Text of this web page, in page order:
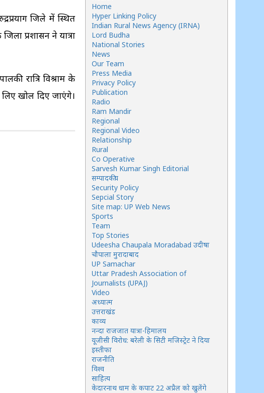
जिले में स्थित
प्रशासन ने यात्रा
रात्रि विश्राम के
खोल दिए जाएंगे।
Home
Hyper Linking Policy
Indian Rural News Agency (IRNA)
Lord Budha
National Stories
News
Our Team
Press Media
Privacy Policy
Publication
Radio
Ram Mandir
Regional
Regional Video
Relationship
Rural
Co Operative
Sarvesh Kumar Singh Editorial
सम्पादकीय
Security Policy
Sepcial Story
Site map: UP Web News
Sports
Team
Top Stories
Udeesha Chaupala Moradabad उदीषा
चौपाला मुरादाबाद
UP Samachar
Uttar Pradesh Association of
Journalists (UPAJ)
Video
अध्यात्म
उत्तराखंड
काव्य
नन्दा राजजात यात्रा-हिमालय
यूजीसी विरोध: बरेली के सिटी मजिस्ट्रेट ने दिया
इस्तीफा
राजनीति
विश्व
साहित्य
केदारनाथ धाम के कपाट 22 अप्रैल को खुलेंगे